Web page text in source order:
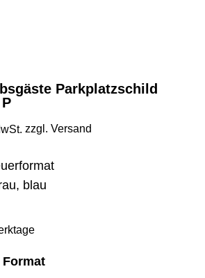
Parkplatzschild
zzgl. Versand
blau